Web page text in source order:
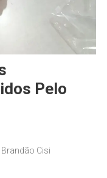
Pelo
Cisi